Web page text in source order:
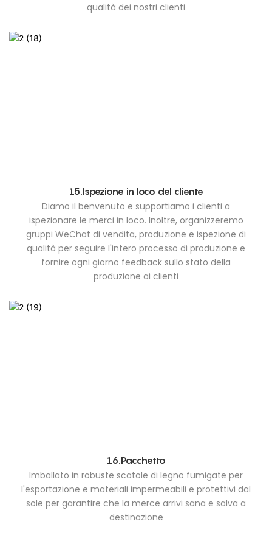
qualità dei nostri clienti
15.Ispezione in loco del cliente
Diamo il benvenuto e supportiamo i clienti a
ispezionare le merci in loco. Inoltre, organizzeremo
gruppi WeChat di vendita, produzione e ispezione di
qualità per seguire l'intero processo di produzione e
fornire ogni giorno feedback sullo stato della
produzione ai clienti
16.Pacchetto
Imballato in robuste scatole di legno fumigate per
l'esportazione e materiali impermeabili e protettivi dal
sole per garantire che la merce arrivi sana e salva a
destinazione